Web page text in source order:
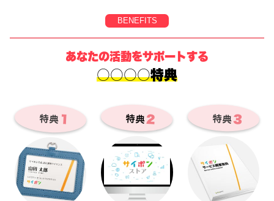
BENEFITS
あなたの活動をサポートする
○○○○特典
特典１ 特典２ 特典３